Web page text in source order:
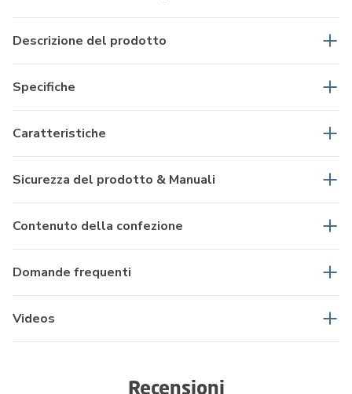
Descrizione del prodotto
Specifiche
Caratteristiche
Sicurezza del prodotto & Manuali
Contenuto della confezione
Domande frequenti
Videos
Recensioni